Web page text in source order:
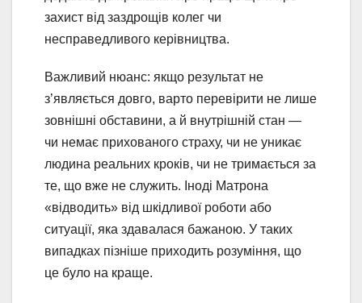
захист від заздрощів колег чи
несправедливого керівництва.
Важливий нюанс: якщо результат не
з’являється довго, варто перевірити не лише
зовнішні обставини, а й внутрішній стан —
чи немає прихованого страху, чи не уникає
людина реальних кроків, чи не тримається за
те, що вже не служить. Іноді Матрона
«відводить» від шкідливої роботи або
ситуації, яка здавалася бажаною. У таких
випадках пізніше приходить розуміння, що
це було на краще.